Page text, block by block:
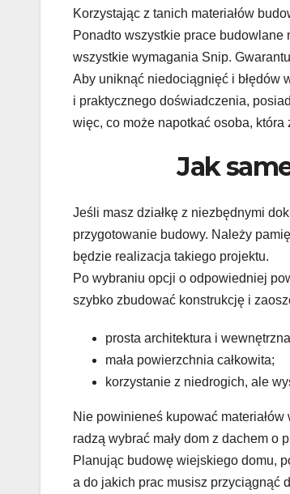
Korzystając z tanich materiałów
Ponadto wszystkie prace
wszystkie wymagania Snip.
Aby uniknąć niedociągnięć i błędów
i praktycznego doświadczenia,
więc, co może napotkać osoba,
Jak
Jeśli masz działkę z niezbędnymi
przygotowanie budowy. Należy
będzie realizacja takiego projektu.
Po wybraniu opcji o odpowiedniej
szybko zbudować konstrukcję i
prosta architektura i
mała powierzchnia całkowita;
korzystanie z niedrogich, ale
Nie powinieneś kupować
radzą wybrać mały dom z dachem o
Planując budowę wiejskiego domu,
a do jakich prac musisz przyciągnąć